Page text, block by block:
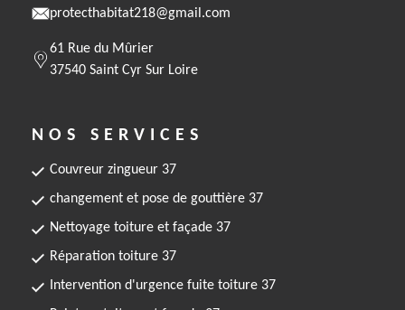
protecthabitat218@gmail.com
61 Rue du Mûrier
37540 Saint Cyr Sur Loire
NOS SERVICES
Couvreur zingueur 37
changement et pose de gouttière 37
Nettoyage toiture et façade 37
Réparation toiture 37
Intervention d'urgence fuite toiture 37